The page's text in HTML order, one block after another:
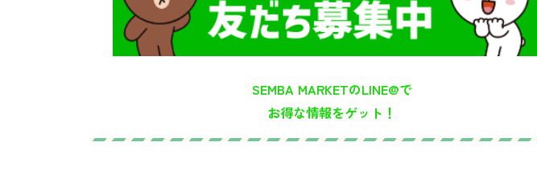
SEMBA MARKETのLINE@で
お得な情報をゲット！